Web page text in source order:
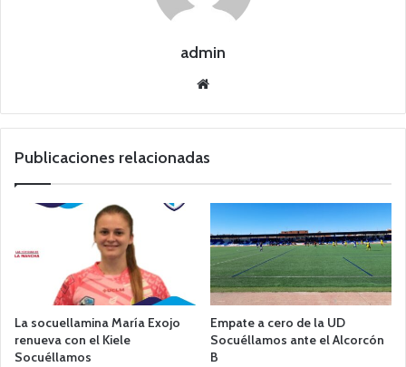
admin
we
Publicaciones relacionadas
La socuellamina María Exojo
renueva con el Kiele
Socuéllamos
Empate a cero de la UD
Socuéllamos ante el Alcorcón
B